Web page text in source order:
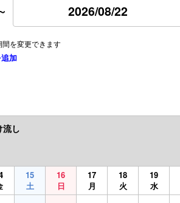
2026/08/22
を変更できます
加
流し
15
土
16
日
17
月
18
火
19
水